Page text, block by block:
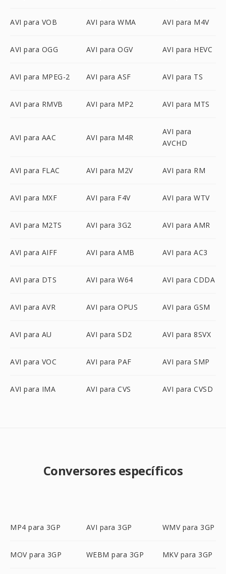
AVI para VOB AVI para WMA AVI para M4V
AVI para OGG AVI para OGV AVI para HEVC
AVI para MPEG-2 AVI para ASF AVI para TS
AVI para RMVB AVI para MP2 AVI para MTS
AVI para AAC AVI para M4R
AVI para
AVCHD
AVI para FLAC AVI para M2V AVI para RM
AVI para MXF AVI para F4V AVI para WTV
AVI para M2TS AVI para 3G2 AVI para AMR
AVI para AIFF AVI para AMB AVI para AC3
AVI para DTS AVI para W64 AVI para CDDA
AVI para AVR AVI para OPUS AVI para GSM
AVI para AU AVI para SD2 AVI para 8SVX
AVI para VOC AVI para PAF AVI para SMP
AVI para IMA AVI para CVS AVI para CVSD
Conversores específicos
MP4 para 3GP AVI para 3GP WMV para 3GP
MOV para 3GP WEBM para 3GP MKV para 3GP